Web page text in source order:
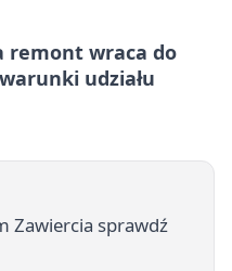
remont wraca do
udziału
Zawiercia sprawdź